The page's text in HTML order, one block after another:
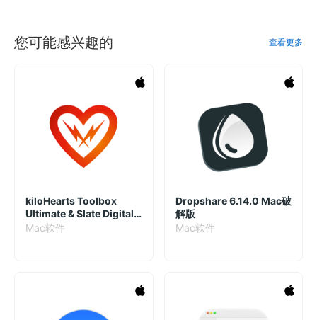
您可能感兴趣的 查看更多
kiloHearts Toolbox
Ultimate & Slate Digital
Bundle 2.2.4 板岩合成器
Mac软件
Dropshare 6.14.0 Mac破
解版
Mac软件